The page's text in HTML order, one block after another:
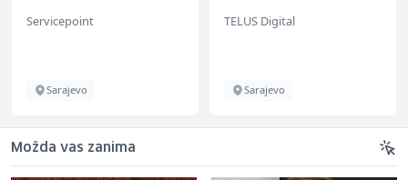
Servicepoint
Sarajevo
renommiertes
TELUS Digital
Sarajevo
Možda vas zanima